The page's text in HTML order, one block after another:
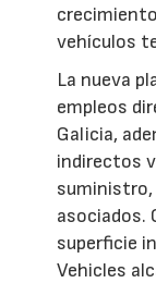
vehículos
La nueva
empleos
Galicia,
indirectos
suministro,
asociados.
superficie
Vehicles